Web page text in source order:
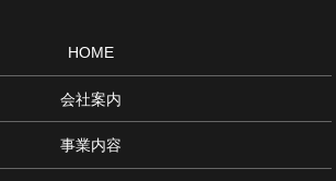
HOME
会社案内
事業内容